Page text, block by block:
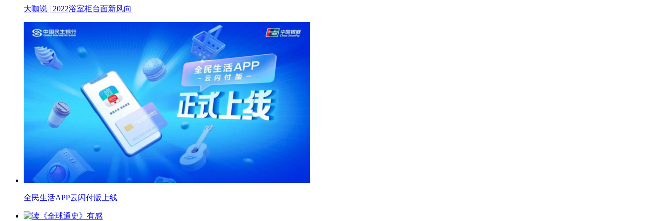
大咖说 | 2022浴室柜台面新风向
全民生活APP云闪付版上线